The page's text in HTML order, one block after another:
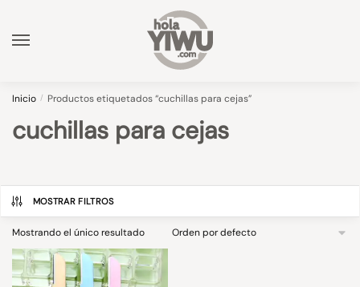
navigation
content
Inicio / Productos etiquetados “cuchillas para cejas”
cuchillas para cejas
MOSTRAR FILTROS
Mostrando el único resultado